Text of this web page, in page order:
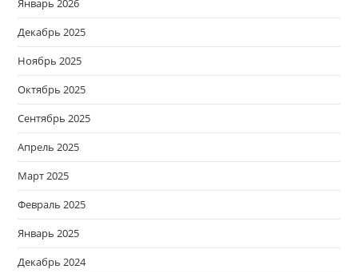
Декабрь 2025
Ноябрь 2025
Октябрь 2025
Сентябрь 2025
Апрель 2025
Март 2025
Февраль 2025
Январь 2025
Декабрь 2024